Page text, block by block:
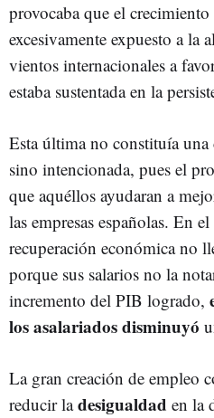
provocaba que el
excesivamente expuesto a la
vientos internacionales a
estaba sustentada en la
Esta última no constituía una
sino intencionada, pues el
que aquéllos ayudaran a
las empresas españolas. En
recuperación económica no
porque sus salarios no la
incremento del PIB logrado,
los asalariados disminuyó
La gran creación de empleo
reducir ladesigualdad en la